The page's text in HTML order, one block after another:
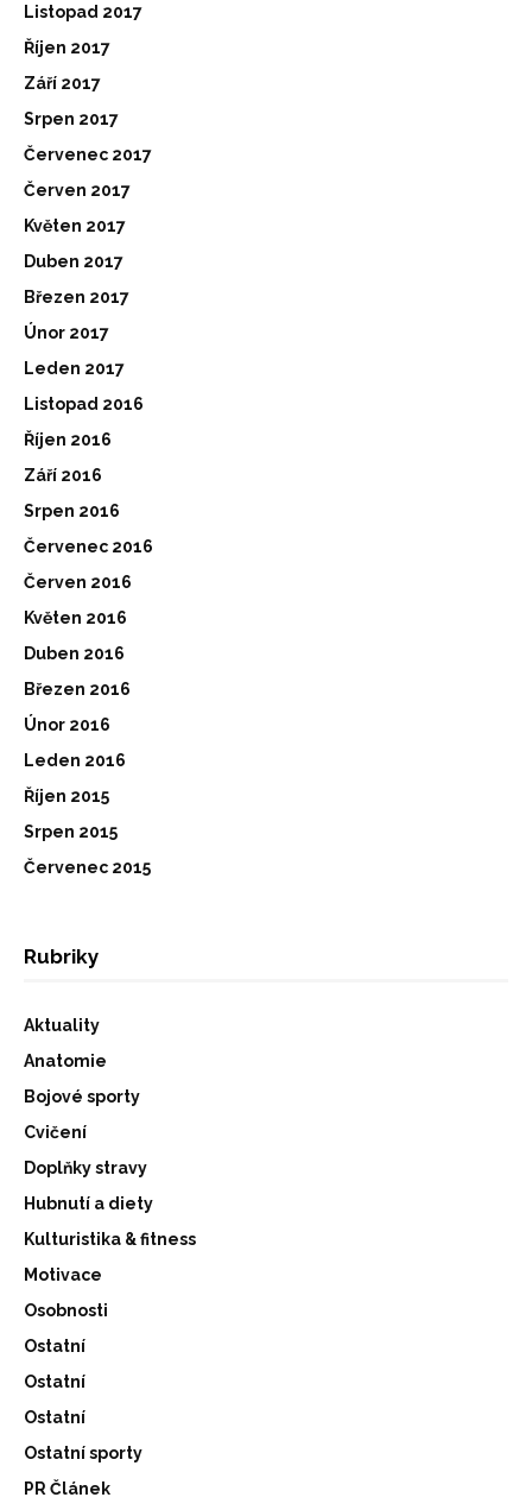
Listopad 2017
Říjen 2017
Září 2017
Srpen 2017
Červenec 2017
Červen 2017
Květen 2017
Duben 2017
Březen 2017
Únor 2017
Leden 2017
Listopad 2016
Říjen 2016
Září 2016
Srpen 2016
Červenec 2016
Červen 2016
Květen 2016
Duben 2016
Březen 2016
Únor 2016
Leden 2016
Říjen 2015
Srpen 2015
Červenec 2015
Rubriky
Aktuality
Anatomie
Bojové sporty
Cvičení
Doplňky stravy
Hubnutí a diety
Kulturistika & fitness
Motivace
Osobnosti
Ostatní
Ostatní
Ostatní
Ostatní sporty
PR Článek